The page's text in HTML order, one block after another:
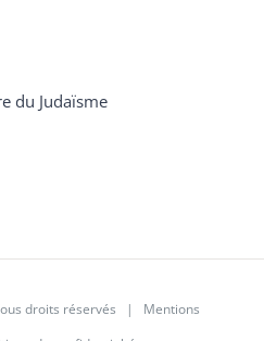
du Judaïsme
droits réservés | Mentions